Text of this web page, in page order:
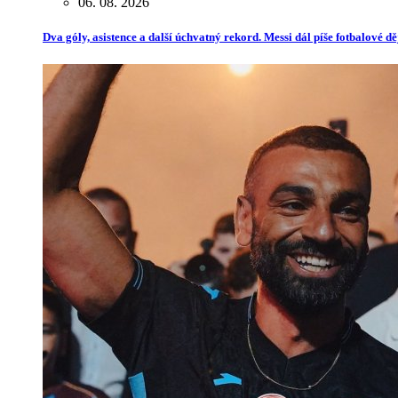
Dva góly, asistence a další úchvatný rekord. Messi dál píše fotbalové